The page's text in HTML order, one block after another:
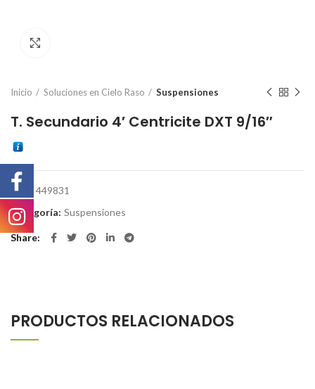
Inicio Soluciones en Cielo Raso Suspensiones
T. Secundario 4′ Centricite DXT 9/16″
SKU: 449831
Categoría: Suspensiones
Share
PRODUCTOS RELACIONADOS